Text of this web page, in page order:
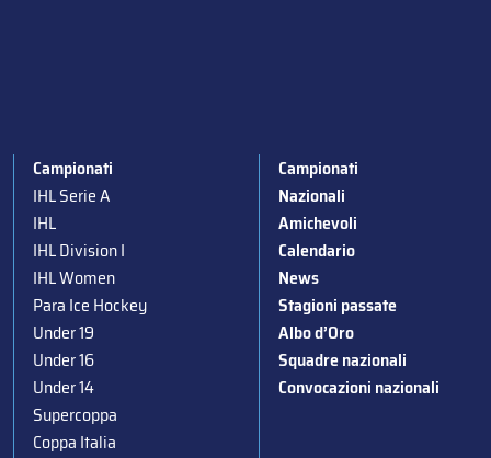
Campionati
IHL Serie A
IHL
IHL Division I
IHL Women
Para Ice Hockey
Under 19
Under 16
Under 14
Supercoppa
Coppa Italia
Campionati
Nazionali
Amichevoli
Calendario
News
Stagioni passate
Albo d’Oro
Squadre nazionali
Convocazioni nazionali